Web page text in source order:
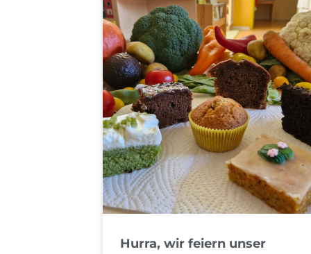
Hurra, wir feiern unser